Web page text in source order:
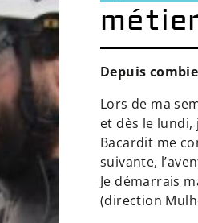
Depuis
Lors de ma
et dès le lundi,
Bacardit me
suivante,
Je démarrais
(direction